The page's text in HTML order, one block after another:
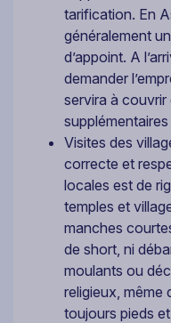
tarification. En
généralement
d’appoint. A
demander
servira à couvrir
Visites des
correcte et
locales est de
temples et
manches
de short, ni
moulants ou
religieux, même
toujours pieds